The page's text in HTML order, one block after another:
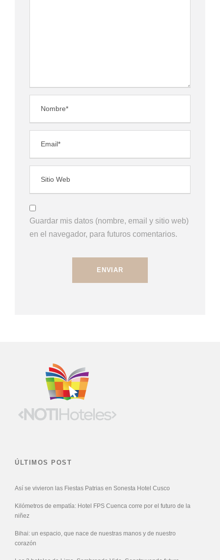
Guardar mis datos (nombre, email y sitio web)
en el navegador, para futuros comentarios.
ÚLTIMOS POST
Así se vivieron las Fiestas Patrias en Sonesta Hotel Cusco
Kilómetros de empatía: Hotel FPS Cuenca corre por el futuro de la
niñez
Bihai: un espacio, que nace de nuestras manos y de nuestro
corazón